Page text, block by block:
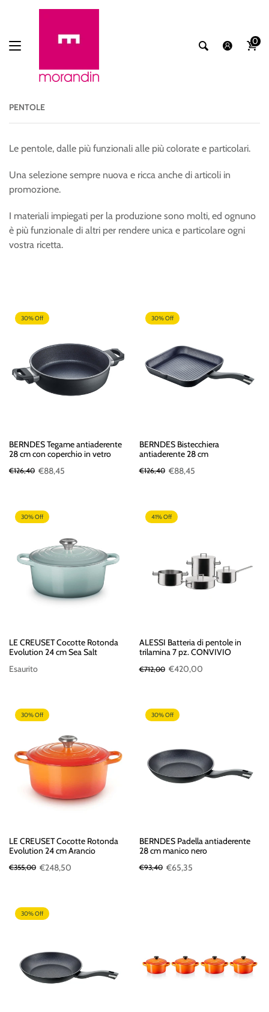
0
PENTOLE
Le pentole, dalle più funzionali alle più colorate e particolari.
Una selezione sempre nuova e ricca anche di articoli in
promozione.
I materiali impiegati per la produzione sono molti, ed ognuno
è più funzionale di altri per rendere unica e particolare ogni
vostra ricetta.
30% Off
BERNDES Tegame antiaderente
28 cm con coperchio in vetro
€126,40 €88,45
30% Off
BERNDES Bistecchiera
antiaderente 28 cm
€126,40 €88,45
30% Off
LE CREUSET Cocotte Rotonda
Evolution 24 cm Sea Salt
Esaurito
41% Off
ALESSI Batteria di pentole in
trilamina 7 pz. CONVIVIO
€712,00 €420,00
30% Off
LE CREUSET Cocotte Rotonda
Evolution 24 cm Arancio
€355,00 €248,50
30% Off
BERNDES Padella antiaderente
28 cm manico nero
€93,40 €65,35
30% Off